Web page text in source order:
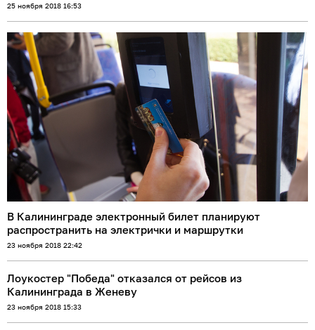
25 ноября 2018 16:53
В Калининграде электронный билет планируют
распространить на электрички и маршрутки
23 ноября 2018 22:42
Лоукостер "Победа" отказался от рейсов из
Калининграда в Женеву
23 ноября 2018 15:33